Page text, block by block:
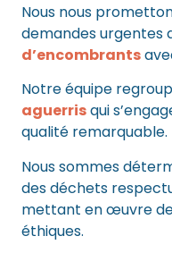
Nous nous
demandes urgentes
d’encombrants
Notre équipe
aguerrisqui
qualité remarquable.
Nous sommes
des déchets
mettant en œuvre
éthiques.